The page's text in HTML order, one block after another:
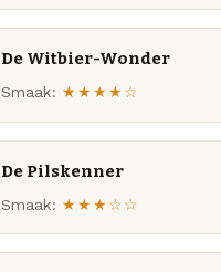
De Witbier-Wonder
Smaak: ★★★★☆
De Pilskenner
Smaak: ★★★☆☆